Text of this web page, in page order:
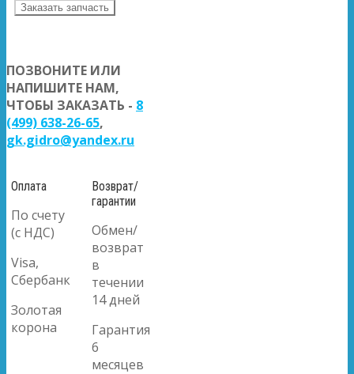
Заказать запчасть
ПОЗВОНИТЕ ИЛИ
НАПИШИТЕ НАМ,
ЧТОБЫ ЗАКАЗАТЬ - 8
(499) 638-26-65,
gk.gidro@yandex.ru
Оплата
По счету
(с НДС)
Visa,
Сбербанк
Золотая
корона
Возврат/
гарантии
Обмен/
возврат
в
течении
14 дней
Гарантия
6
месяцев